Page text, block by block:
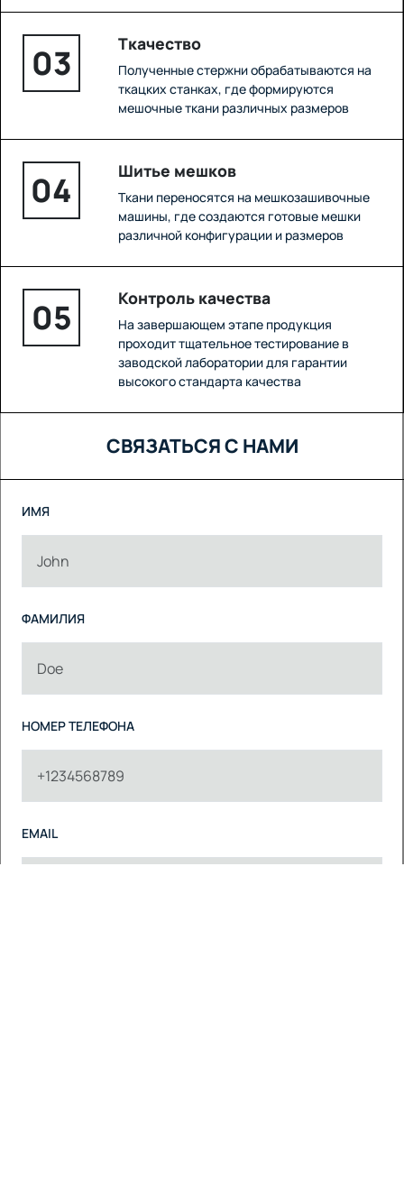
03 Ткачество
Полученные стержни обрабатываются на
ткацких станках, где формируются
мешочные ткани различных размеров
04 Шитье мешков
Ткани переносятся на мешкозашивочные
машины, где создаются готовые мешки
различной конфигурации и размеров
05 Контроль качества
На завершающем этапе продукция
проходит тщательное тестирование в
заводской лаборатории для гарантии
высокого стандарта качества
СВЯЗАТЬСЯ С НАМИ
ИМЯ
ФАМИЛИЯ
НОМЕР ТЕЛЕФОНА
EMAIL